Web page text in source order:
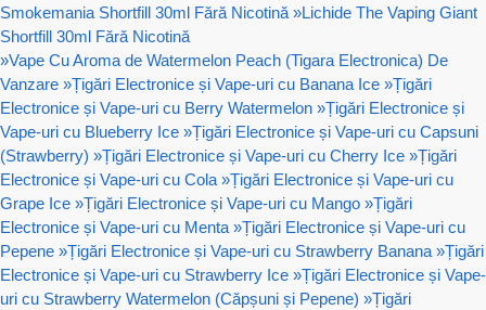
Smokemania Shortfill 30ml Fără Nicotină »Lichide The Vaping Giant
Shortfill 30ml Fără Nicotină
»Vape Cu Aroma de Watermelon Peach (Tigara Electronica) De
Vanzare »Țigări Electronice și Vape-uri cu Banana Ice »Țigări
Electronice și Vape-uri cu Berry Watermelon »Țigări Electronice și
Vape-uri cu Blueberry Ice »Țigări Electronice și Vape-uri cu Capsuni
(Strawberry) »Țigări Electronice și Vape-uri cu Cherry Ice »Țigări
Electronice și Vape-uri cu Cola »Țigări Electronice și Vape-uri cu
Grape Ice »Țigări Electronice și Vape-uri cu Mango »Țigări
Electronice și Vape-uri cu Menta »Țigări Electronice și Vape-uri cu
Pepene »Țigări Electronice și Vape-uri cu Strawberry Banana »Țigări
Electronice și Vape-uri cu Strawberry Ice »Țigări Electronice și Vape-
uri cu Strawberry Watermelon (Căpșuni și Pepene) »Țigări